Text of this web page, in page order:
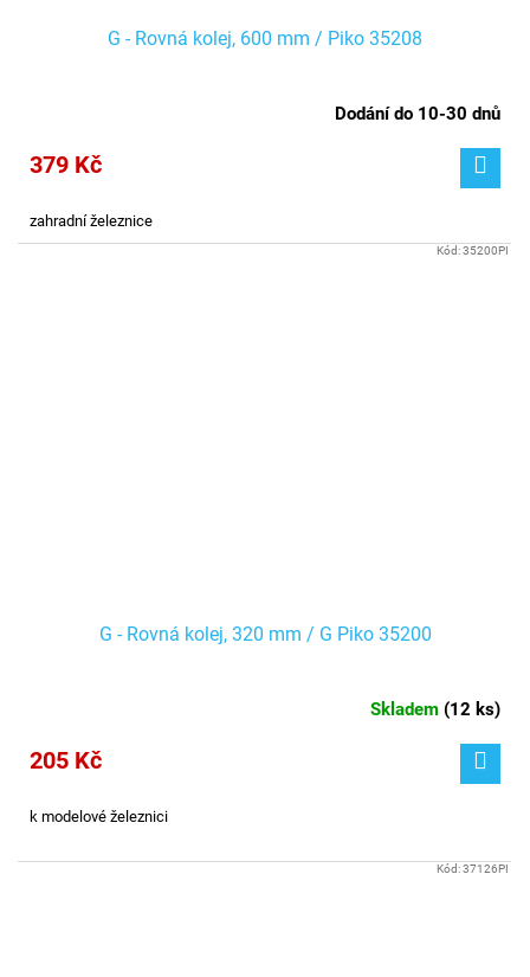
G - Rovná kolej, 600 mm / Piko 35208
Dodání do 10-30 dnů
379 Kč
zahradní železnice
G - Rovná kolej, 320 mm / G Piko 35200
Skladem (12 ks)
205 Kč
k modelové železnici
Kód:35200PI
Kód:37126PI